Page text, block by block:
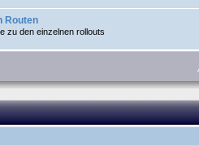
Routen
zu den einzelnen rollouts